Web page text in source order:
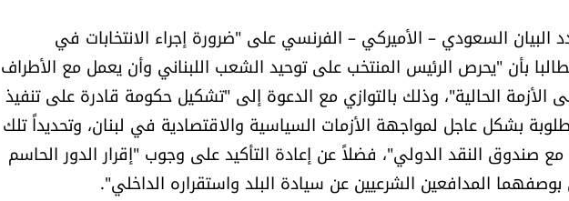
السعودي – الأميركي – الفرنسي على "ضرورة إجراء الانتخابات في
بأن "يحرص الرئيس المنتخب على توحيد الشعب اللبناني وأن يعمل مع الأطراف
الأزمة الحالية"، وذلك بالتوازي مع الدعوة إلى "تشكيل حكومة قادرة على تنفيذ
بشكل عاجل لمواجهة الأزمات السياسية والاقتصادية في لبنان، وتحديداً تلك
مع صندوق النقد الدولي"، فضلاً عن إعادة التأكيد على وجوب "إقرار الدور الحاسم
المدافعين الشرعيين عن سيادة البلد واستقراره الداخلي".